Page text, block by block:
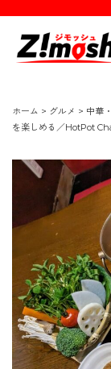
ホーム > グルメ > 中華
を楽しめる／HotPot